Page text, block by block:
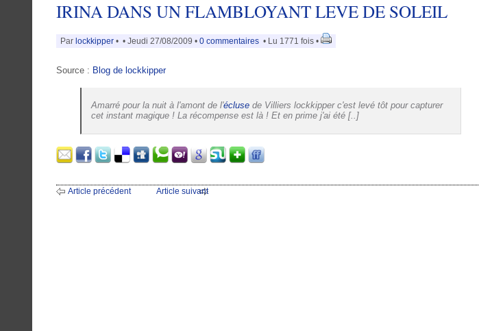
IRINA DANS UN FLAMBLOYANT LEVE DE SOLEIL
Par lockkipper • • Jeudi 27/08/2009 • 0 commentaires • Lu 1771 fois •
Source : Blog de lockkipper
Amarré pour la nuit à l'amont de l'écluse de Villiers lockkipper c'est levé tôt pour capturer
cet instant magique ! La récompense est là ! Et en prime j'ai été [..]
Article précédent Article suivant